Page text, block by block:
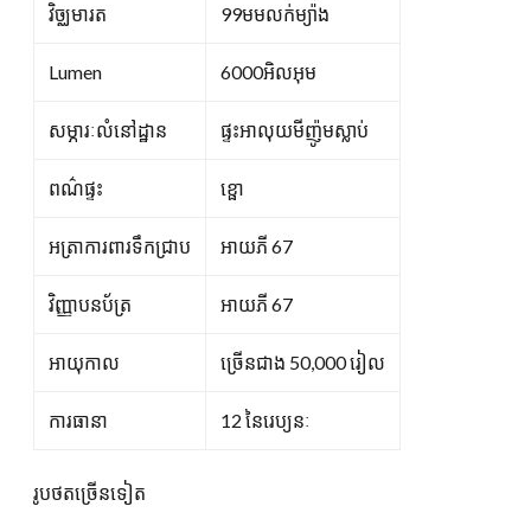
វិច្ឈមារត 99មមលក់ម្យ៉ាង
Lumen 6000អិលអុម
សម្ភារៈលំនៅដ្ឋាន ផ្ទះអាលុយមីញ៉ូមស្លាប់
ពណ៌ផ្ទះ ខ្ផោ
អត្រាការពារទឹកជ្រាប អាយភី 67
វិញ្ញាបនប័ត្រ អាយភី 67
អាយុកាល ច្រើនជាង 50,000 រៀល
ការធានា 12 នៃរេប្យនៈ
រូបថតច្រើនទៀត